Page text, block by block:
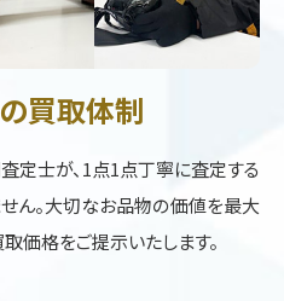
買取体制
定士が、1点1点丁寧に査定する
ん。大切なお品物の価値を最大
価格をご提示いたします。